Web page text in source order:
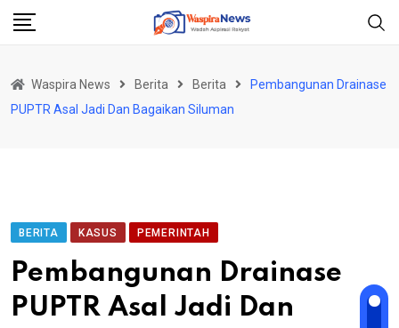
Skip
Waspira News Berita Berita
Pembangunan Drainase
PUPTR Asal Jadi Dan Bagaikan Siluman
BERITA KASUS PEMERINTAH
Pembangunan Drainase
PUPTR Asal Jadi Dan